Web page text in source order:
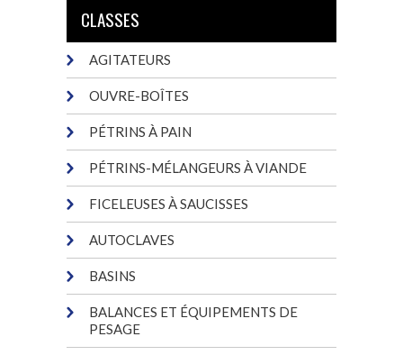
CLASSES
AGITATEURS
OUVRE-BOÎTES
PÉTRINS À PAIN
PÉTRINS-MÉLANGEURS À VIANDE
FICELEUSES À SAUCISSES
AUTOCLAVES
BASINS
BALANCES ET ÉQUIPEMENTS DE
PESAGE